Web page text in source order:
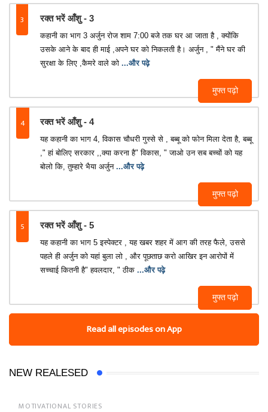
3 रक्त भरें आँशु - 3
मुफ्त पढ़ो
कहानी का भाग 3 अर्जुन रोज शाम 7:00 बजे तक घर आ जाता है , क्योंकि
उसके आने के बाद ही माई ,अपने घर को निकलती है। अर्जुन , " मैंने घर की
सुरक्षा के लिए ,कैमरे वाले को ...और पढ़े
4 रक्त भरें आँशु - 4
मुफ्त पढ़ो
यह कहानी का भाग 4, विकास चौधरी गुस्से से , बब्बू को फोन मिला देता है, बब्बू
," हां बोलिए सरकार ,,क्या करना है" विकास, " जाओ उन सब बच्चों को यह
बोलो कि, तुम्हारे भैया अर्जुन ...और पढ़े
5 रक्त भरें आँशु - 5
मुफ्त पढ़ो
यह कहानी का भाग 5 इस्पेक्टर , यह खबर शहर में आग की तरह फैले, उससे
पहले ही अर्जुन को यहां बुला लो , और पूछताछ करो आखिर इन आरोपों में
सच्चाई कितनी है" हवलदार, " ठीक ...और पढ़े
Read all episodes on App
NEW REALESED
MOTIVATIONAL STORIES